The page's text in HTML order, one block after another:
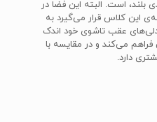
بلند، است. البته این فضا در
این کلاس قرار می‌گیرد به
عقب تاشوی خود اندک
می‌کند و در مقایسه با